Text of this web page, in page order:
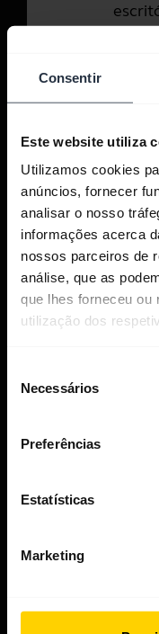
Consentir
Este website utiliza
Utilizamos cookies
anúncios, fornecer
analisar o nosso
informações acerca
nossos parceiros de
análise, que as
que lhes forneceu ou
utilização dos
Necessários
Preferências
Estatísticas
Marketing